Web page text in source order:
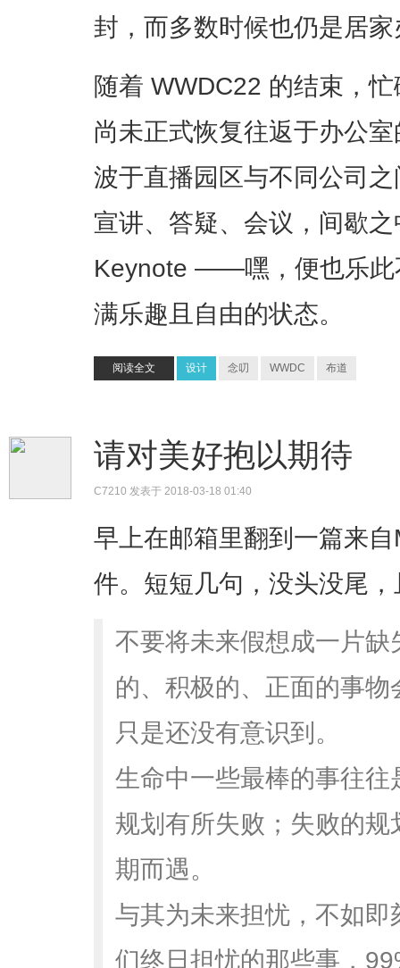
封，而多数时候也仍是居
随着 WWDC22 的结束，
尚未正式恢复往返于办公
波于直播园区与不同公司
宣讲、答疑、会议，间歇
Keynote ——嘿，便也乐
满乐趣且自由的状态。
阅读全文 设计 念叨 WWDC 布道
请对美好抱以期待
C7210 发表于 2018-03-18 01:40
早上在邮箱里翻到一篇来
件。短短几句，没头没尾
不要将未来假想成一片
的、积极的、正面的事
只是还没有意识到。
生命中一些最棒的事往
规划有所失败；失败的
期而遇。
与其为未来担忧，不如
们终日担忧的那些事，